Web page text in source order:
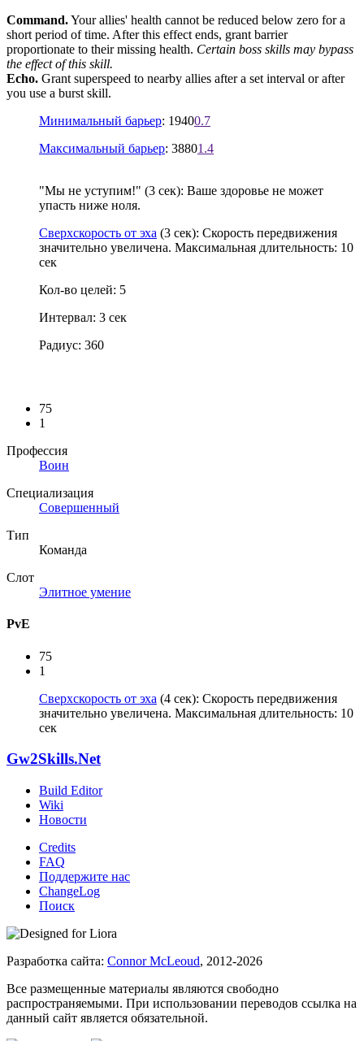
Command.Your allies' health cannot be reduced below zero for a
short period of time. After this effect ends, grant barrier
proportionate to their missing health. Certain boss skills may bypass
the effect of this skill.
Echo. Grant superspeed to nearby allies after a set interval or after
you use a burst skill.
Минимальный барьер: 19400.7
Максимальный барьер: 38801.4
"Мы не уступим!" (3 сек): Ваше здоровье не может
упасть ниже ноля.
Сверхскорость от эха (3 сек): Скорость передвижения
значительно увеличена. Максимальная длительность: 10
сек
Кол-во целей: 5
Интервал: 3 сек
Радиус: 360
75
1
Профессия
Воин
Специализация
Совершенный
Тип
Команда
Слот
Элитное умение
PvE
75
1
Сверхскорость от эха (4 сек): Скорость передвижения
значительно увеличена. Максимальная длительность: 10
сек
Gw2Skills.Net
Build Editor
Wiki
Новости
Credits
FAQ
Поддержите нас
ChangeLog
Поиск
Разработка сайта: Connor McLeoud, 2012-2026
Все размещенные материалы являются свободно
распространяемыми. При использовании переводов ссылка на
данный сайт является обязательной.